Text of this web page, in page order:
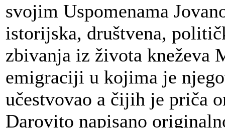
svojim Uspomenama
istorijska, društvena,
zbivanja iz života kneževa
emigraciji u kojima je
učestvovao a čijih je priča
Darovito napisano